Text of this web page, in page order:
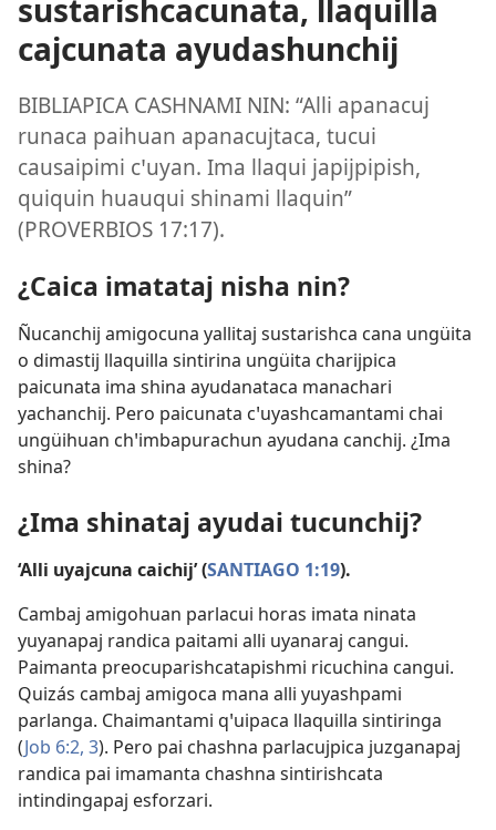
sustarishcacunata, llaquilla
cajcunata ayudashunchij
BIBLIAPICA CASHNAMI NIN: “Alli apanacuj
runaca paihuan apanacujtaca, tucui
causaipimi cꞌuyan. Ima llaqui japijpipish,
quiquin huauqui shinami llaquin”
(PROVERBIOS 17:17).
¿Caica imatataj nisha nin?
Ñucanchij amigocuna yallitaj sustarishca cana ungüita
o dimastij llaquilla sintirina ungüita charijpica
paicunata ima shina ayudanataca manachari
yachanchij. Pero paicunata cꞌuyashcamantami chai
ungüihuan chꞌimbapurachun ayudana canchij. ¿Ima
shina?
¿Ima shinataj ayudai tucunchij?
‘Alli uyajcuna caichij’ (SANTIAGO 1:19).
Cambaj amigohuan parlacui horas imata ninata
yuyanapaj randica paitami alli uyanaraj cangui.
Paimanta preocuparishcatapishmi ricuchina cangui.
Quizás cambaj amigoca mana alli yuyashpami
parlanga. Chaimantami qꞌuipaca llaquilla sintiringa
(Job 6:2, 3). Pero pai chashna parlacujpica juzganapaj
randica pai imamanta chashna sintirishcata
intindingapaj esforzari.